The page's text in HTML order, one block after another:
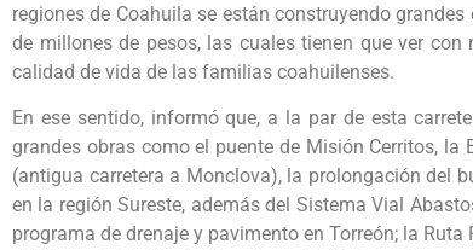
regiones de Coahuila se están construyendo
de millones de pesos, las cuales tienen que ver
calidad de vida de las familias coahuilenses.
En ese sentido, informó que, a la par de esta
grandes obras como el puente de Misión Cerritos,
(antigua carretera a Monclova), la prolongación del
en la región Sureste, además del Sistema Vial
programa de drenaje y pavimento en Torreón; la